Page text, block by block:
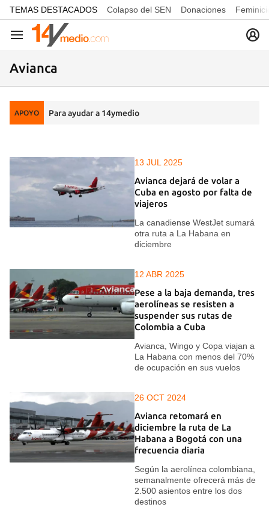
common.go-to-content
TEMAS DESTACADOS Colapso del SEN Donaciones
Navegación
Avianca
APOYO Para ayudar a 14ymedio
13 JUL 2025
Avianca dejará de volar a
Cuba en agosto por falta de
viajeros
La canadiense WestJet sumará
otra ruta a La Habana en
diciembre
12 ABR 2025
Pese a la baja demanda, tres
aerolíneas se resisten a
suspender sus rutas de
Colombia a Cuba
Avianca, Wingo y Copa viajan a
La Habana con menos del 70%
de ocupación en sus vuelos
26 OCT 2024
Avianca retomará en
diciembre la ruta de La
Habana a Bogotá con una
frecuencia diaria
Según la aerolínea colombiana,
semanalmente ofrecerá más de
2.500 asientos entre los dos
destinos